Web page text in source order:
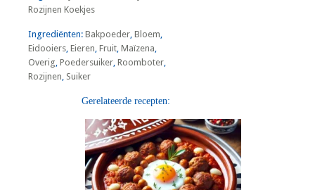
Rozijnen Koekjes
Ingrediënten:Bakpoeder ,Bloem
Eidooiers ,Eieren ,Fruit ,Maïzena
Overig ,Poedersuiker ,Roomboter
Rozijnen Suiker
Gerelateerde recepten: